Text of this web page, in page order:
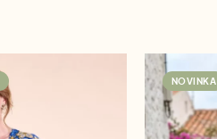
NOVINKA